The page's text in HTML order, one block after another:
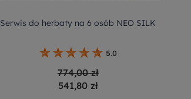
Serwis do herbaty na 6 osób NEO SILK
5.0
774,00 zł
541,80 zł